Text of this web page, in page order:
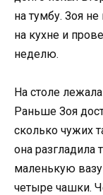
на тумбу. Зоя
на кухне и
неделю.
На столе
Раньше Зоя
сколько чужих
она разгладила
маленькую
четыре чашки.